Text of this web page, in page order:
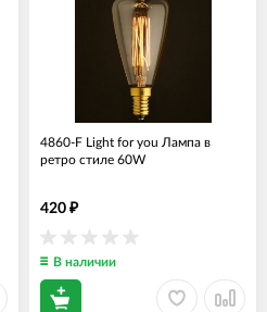
4860-F Light for you Лампа в
ретро стиле 60W
420 ₽
В наличии